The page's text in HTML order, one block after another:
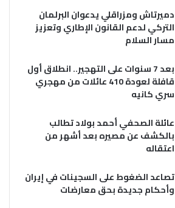
دميرتاش ومزراقلي يدعوان البرلمان
التركي لدعم القانون الإطاري وتعزيز
مسار السلام
بعد 7 سنوات على التهجير.. انطلاق أول
قافلة لعودة 410 عائلات من مهجري
سري كانيه
عائلة الصحفي أحمد بولاد تطالب
بالكشف عن مصيره بعد أشهر من
اعتقاله
تصاعد الضغوط على السجينات في إيران
وأحكام جديدة بحق معارضات